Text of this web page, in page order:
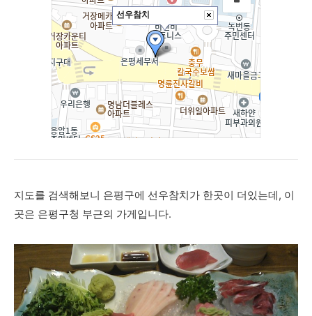
지도를 검색해보니 은평구에 선우참치가 한곳이 더있는데, 이
곳은 은평구청 부근의 가게입니다.